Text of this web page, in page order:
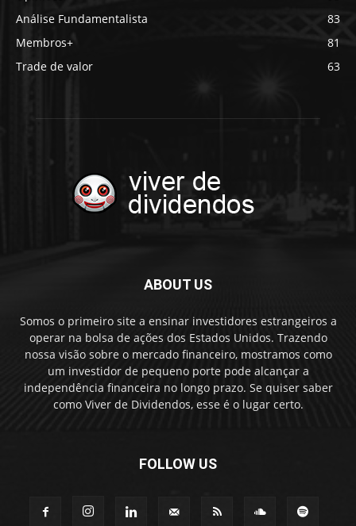
Análise Fundamentalista
83
Membros+
81
Trade de valor
63
ABOUT US
Somos o primeiro site a ensinar investidores estrangeiros a
operar na bolsa de ações dos Estados Unidos. Trazendo
nossa visão sobre o mercado financeiro, mostramos como
um investidor de pequeno porte pode alcançar a
independência financeira no longo prazo. Se quiser saber
como Viver de Dividendos, esse é o lugar certo.
FOLLOW US